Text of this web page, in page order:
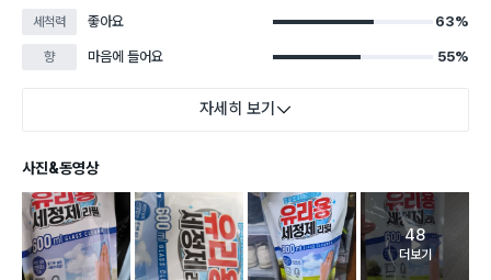
세척력 좋아요 63%
향 마음에 들어요 55%
자세히 보기
사진&동영상
고객 리뷰
48
더보기